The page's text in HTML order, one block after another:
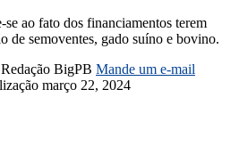
ao fato dos financiamentos terem
de semoventes, gado suíno e bovino.
Redação BigPB Mande um e-mail
março 22, 2024